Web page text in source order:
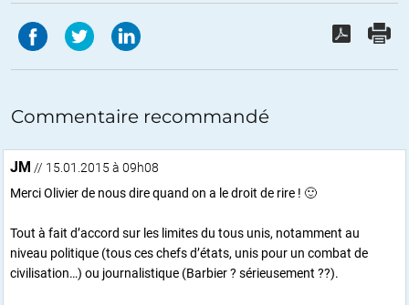
Commentaire recommandé
JM // 15.01.2015 à 09h08
Merci Olivier de nous dire quand on a le droit de rire ! 🙂
Tout à fait d’accord sur les limites du tous unis, notamment au
niveau politique (tous ces chefs d’états, unis pour un combat de
civilisation…) ou journalistique (Barbier ? sérieusement ??).